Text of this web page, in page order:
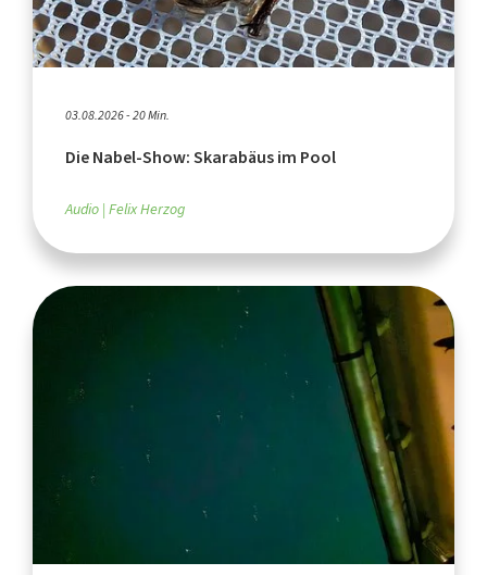
03.08.2026 - 20 Min.
Die Nabel-Show: Skarabäus im Pool
Audio Felix Herzog